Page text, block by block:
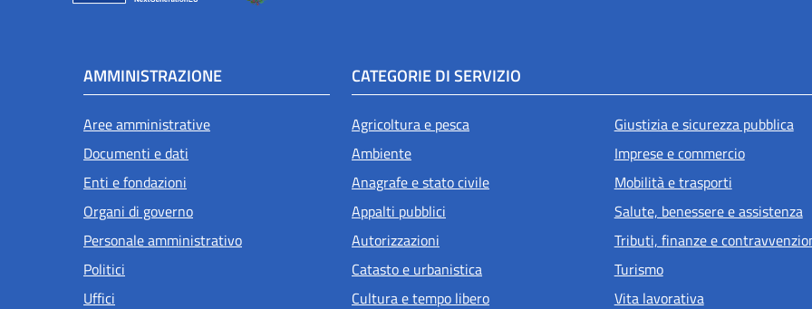
AMMINISTRAZIONE
Aree amministrative
Documenti e dati
Enti e fondazioni
Organi di governo
Personale amministrativo
Politici
Uffici
CATEGORIE DI SERVIZIO
Agricoltura e pesca
Ambiente
Anagrafe e stato civile
Appalti pubblici
Autorizzazioni
Catasto e urbanistica
Cultura e tempo libero
Giustizia e sicurezza pubblica
Imprese e commercio
Mobilità e trasporti
Salute, benessere e assistenza
Tributi, finanze e
Turismo
Vita lavorativa